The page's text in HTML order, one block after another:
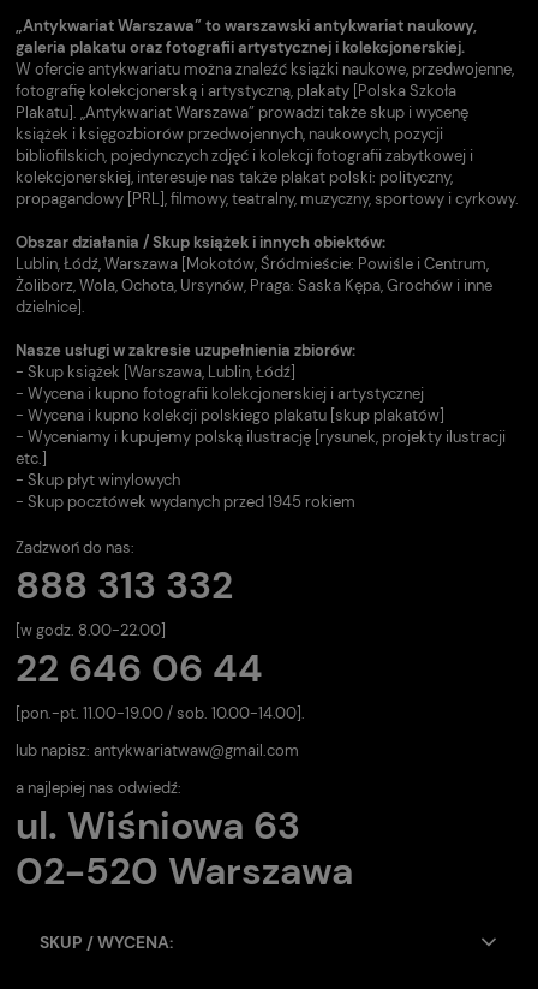
„Antykwariat Warszawa” to warszawski antykwariat naukowy,
galeria plakatu oraz fotografii artystycznej i kolekcjonerskiej.
W ofercie antykwariatu można znaleźć książki naukowe, przedwojenne,
fotografię kolekcjonerską i artystyczną, plakaty [Polska Szkoła
Plakatu]. „Antykwariat Warszawa” prowadzi także skup i wycenę
książek i księgozbiorów przedwojennych, naukowych, pozycji
bibliofilskich, pojedynczych zdjęć i kolekcji fotografii zabytkowej i
kolekcjonerskiej, interesuje nas także plakat polski: polityczny,
propagandowy [PRL], filmowy, teatralny, muzyczny, sportowy i cyrkowy.
Obszar działania / Skup książek i innych obiektów:
Lublin, Łódź, Warszawa [Mokotów, Śródmieście: Powiśle i Centrum,
Żoliborz, Wola, Ochota, Ursynów, Praga: Saska Kępa, Grochów i inne
dzielnice].
Nasze usługi w zakresie uzupełnienia zbiorów:
- Skup książek [Warszawa, Lublin, Łódź]
- Wycena i kupno fotografii kolekcjonerskiej i artystycznej
- Wycena i kupno kolekcji polskiego plakatu [skup plakatów]
- Wyceniamy i kupujemy polską ilustrację [rysunek, projekty ilustracji
etc.]
- Skup płyt winylowych
- Skup pocztówek wydanych przed 1945 rokiem
Zadzwoń do nas:
888 313 332
[w godz. 8.00-22.00]
22 646 06 44
[pon.-pt. 11.00-19.00 / sob. 10.00-14.00].
lub napisz: antykwariatwaw@gmail.com
a najlepiej nas odwiedź:
ul. Wiśniowa 63
02-520 Warszawa
SKUP / WYCENA: